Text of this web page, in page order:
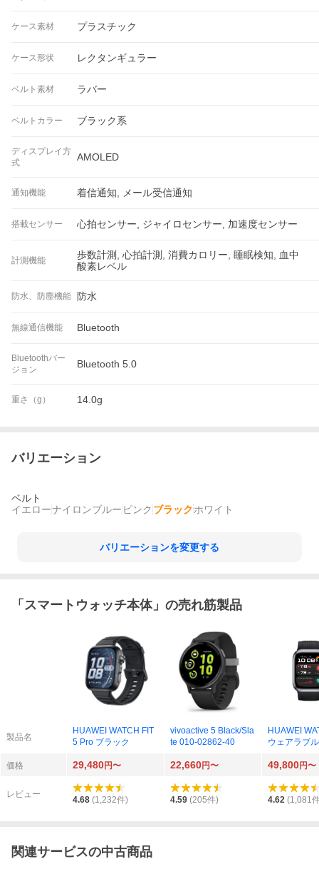
ケース素材 プラスチック
ケース形状 レクタンギュラー
ベルト素材 ラバー
ベルトカラー ブラック系
ディスプレイ方
式
AMOLED
通知機能 着信通知, メール受信通知
搭載センサー 心拍センサー, ジャイロセンサー, 加速度センサー
計測機能
歩数計測, 心拍計測, 消費カロリー, 睡眠検知, 血中
酸素レベル
防水、防塵機能 防水
無線通信機能 Bluetooth
Bluetoothバー
ジョン
Bluetooth 5.0
重さ（g） 14.0g
バリエーション
ベルト
イエローナイロンブルー ピンク ブラック ホワイト
バリエーションを変更する
「 スマートウォッチ本体」の売れ筋製品
製品名
HUAWEI WATCH FIT
5 Pro ブラック
vivoactive 5 Black/Sla
te 010-02862-40
HUAWEI
ウェアラブ
価格
29,480円〜 22,660円〜 49,800円〜
レビュー
4.68 (1,232件) 4.59 (205件) 4.62 (1,081
関連サービスの中古商品